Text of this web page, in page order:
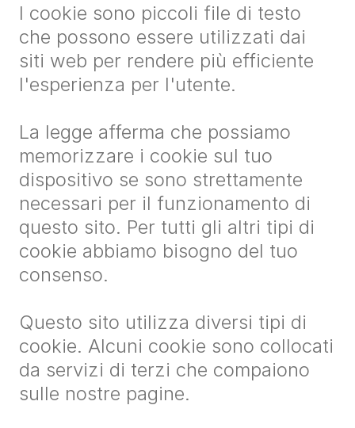
I cookie sono piccoli file di testo
che possono essere utilizzati dai
siti web per rendere più efficiente
l'esperienza per l'utente.
La legge afferma che possiamo
memorizzare i cookie sul tuo
dispositivo se sono strettamente
necessari per il funzionamento di
questo sito. Per tutti gli altri tipi di
cookie abbiamo bisogno del tuo
consenso.
Questo sito utilizza diversi tipi di
cookie. Alcuni cookie sono collocati
da servizi di terzi che compaiono
sulle nostre pagine.